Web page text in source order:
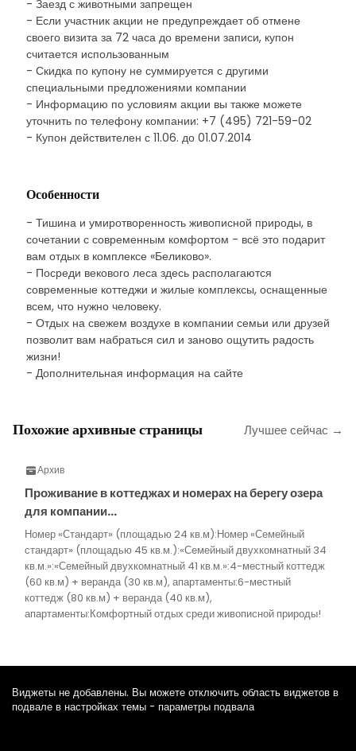
- Заезд с животными запрещен
- Если участник акции не предупреждает об отмене
своего визита за 72 часа до времени записи, купон
считается использованным
- Скидка по купону не суммируется с другими
специальными предложениями компании
- Информацию по условиям акции вы также можете
уточнить по телефону компании: +7 (495) 721-59-02
- Купон действителен с 11.06. до 01.07.2014
Особенности
- Тишина и умиротворенность живописной природы, в
сочетании с современным комфортом - всё это подарит
вам отдых в комплексе «Беликово».
- Посреди векового леса здесь располагаются
современные коттеджи и жилые комплексы, оснащенные
всем, что нужно человеку.
- Отдых на свежем воздухе в компании семьи или друзей
позволит вам набраться сил и заново ощутить радость
жизни!
- Дополнительная информация на сайте
Похожие архивные страницы Лучшее сейчас →
Архив
Проживание в коттеджах и номерах на берегу озера
для компании…
Номер «Стандарт» (площадью 24 кв.м):Номер «Семейный
стандарт» (площадью 45 кв.м.):«Семейный двухкомнатный 34
кв.м.»:«Семейный двухкомнатный 41 кв.м.»:4-местный коттедж
(60 кв.м) + веранда (30 кв.м), апартаменты:6-местный
коттедж (80 кв.м) + веранда (40 кв.м),
апартаменты:Комфортный отдых среди живописной природы!
Виджеты не добавлены. Вы можете отключить область виджетов в
подвале в настройках темы - параметры подвала